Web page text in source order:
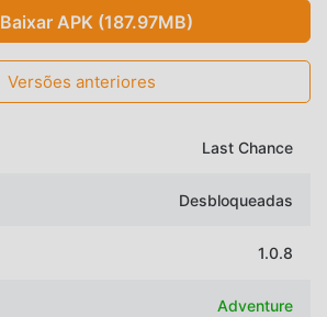
Baixar APK (187.97MB)
Versões anteriores
Last Chance
Desbloqueadas
1.0.8
Adventure